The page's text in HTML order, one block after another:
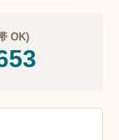
OK)